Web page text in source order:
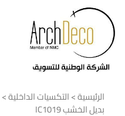
الرئيسية>التكسيات الداخلية>
بديل الخشب IC1019